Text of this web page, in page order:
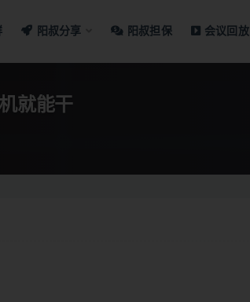
阳叔分享 阳叔担保 会议回放
就能干